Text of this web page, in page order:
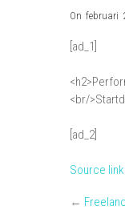
On februari
[ad_1]
<br/
[ad_2]
Source link
←